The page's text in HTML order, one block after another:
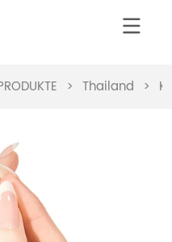
> Thailand >